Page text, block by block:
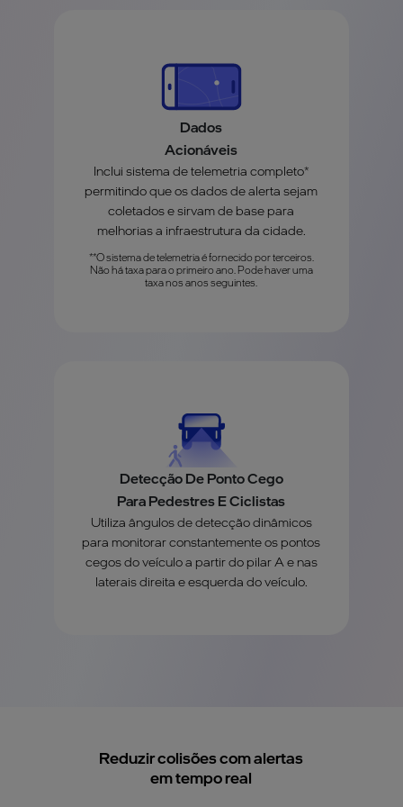
Dados
Acionáveis
Inclui sistema de telemetria completo*
permitindo que os dados de alerta sejam
coletados e sirvam de base para
melhorias a infraestrutura da cidade.
**O sistema de telemetria é fornecido por terceiros.
Não há taxa para o primeiro ano. Pode haver uma
taxa nos anos seguintes.
Detecção De Ponto Cego
Para Pedestres E Ciclistas
Utiliza ângulos de detecção dinâmicos
para monitorar constantemente os pontos
cegos do veículo a partir do pilar A e nas
laterais direita e esquerda do veículo.
Reduzir colisões com alertas
em tempo real